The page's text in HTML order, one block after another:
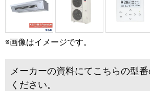
※画像はイメージです。
メーカーの資料にてこちらの型
ください。